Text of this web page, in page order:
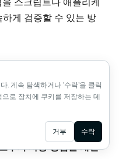
게 검증할 수 있는 방
컬렉션과
우의 사용 경험을 개선
Ask AI
. 계속 탐색하거나 '수락'을 클릭
로 장치에 쿠키를 저장하는 데
거부 수락